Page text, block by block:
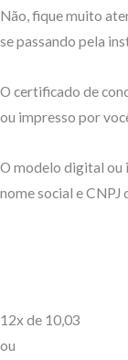
Não, fique muito
se passando pela
O certificado de
ou impresso por
O modelo digital ou
nome social e
12x de 10,03
ou